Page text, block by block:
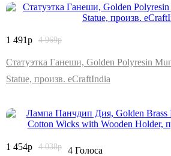
1 491р 4 969р
Статуэтка Ганеши, Golden Polyresin
Statue, произв. eCraftIndia
1 454р 4 038р
4 Голоса